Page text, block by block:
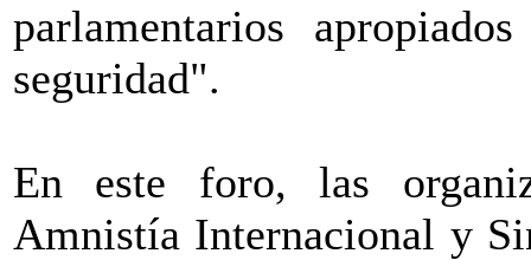
parlamentarios
seguridad".
En este foro, las
Amnistía Internacional y